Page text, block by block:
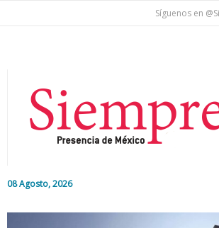
Síguenos en
08 Agosto, 2026